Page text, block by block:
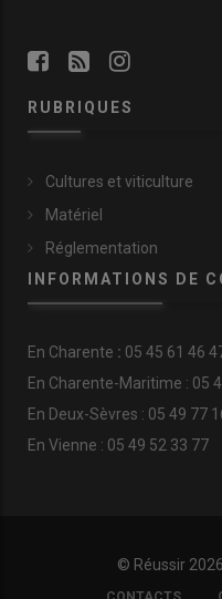
RUBRIQUES
Cultures et viticulture
Matériel
Réglementation
INFORMATIONS DE
En Charente : 05 45 61 46
En Charente-Maritime : 05
En Deux-Sèvres : 05 49 77
En Vienne : 05 49 52 33 77
© Réussir